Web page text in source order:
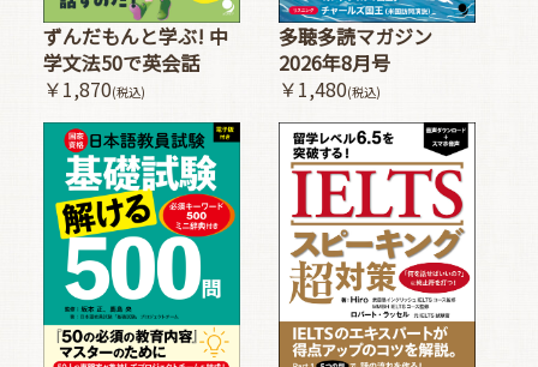
ずんだもんと学ぶ! 中
学文法50で英会話
￥1,870(税込)
多聴多読マガジン
2026年8月号
￥1,480(税込)